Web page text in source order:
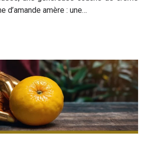
d’amande amère : une…